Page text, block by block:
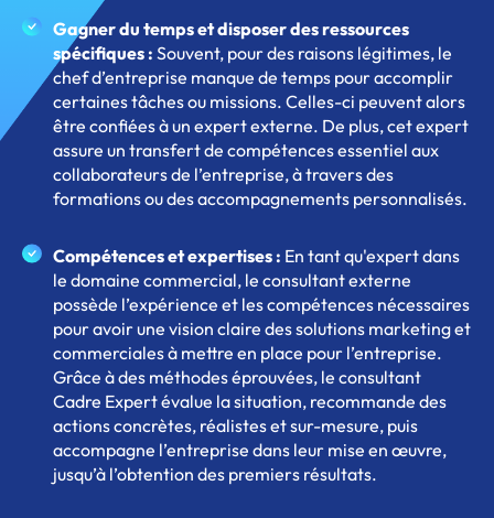
Gagner du temps et disposer des ressources
spécifiques : Souvent, pour des raisons légitimes, le
chef d’entreprise manque de temps pour accomplir
certaines tâches ou missions. Celles-ci peuvent alors
être confiées à un expert externe. De plus, cet expert
assure un transfert de compétences essentiel aux
collaborateurs de l’entreprise, à travers des
formations ou des accompagnements personnalisés.
Compétences et expertises : En tant qu'expert dans
le domaine commercial, le consultant externe
possède l’expérience et les compétences nécessaires
pour avoir une vision claire des solutions marketing et
commerciales à mettre en place pour l’entreprise.
Grâce à des méthodes éprouvées, le consultant
Cadre Expert évalue la situation, recommande des
actions concrètes, réalistes et sur-mesure, puis
accompagne l’entreprise dans leur mise en œuvre,
jusqu’à l’obtention des premiers résultats.